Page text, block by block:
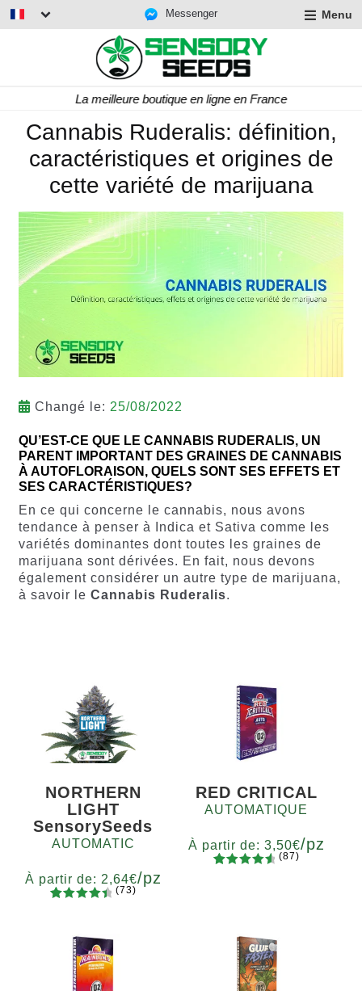
Messenger Menu
La meilleure boutique en ligne en France
Cannabis Ruderalis: définition,
caractéristiques et origines de
cette variété de marijuana
Changé le: 25/08/2022
QU’EST-CE QUE LE CANNABIS RUDERALIS, UN
PARENT IMPORTANT DES GRAINES DE CANNABIS
À AUTOFLORAISON, QUELS SONT SES EFFETS ET
SES CARACTÉRISTIQUES?
En ce qui concerne le cannabis, nous avons
tendance à penser à Indica et Sativa comme les
variétés dominantes dont toutes les graines de
marijuana sont dérivées. En fait, nous devons
également considérer un autre type de marijuana,
à savoir le Cannabis Ruderalis.
NORTHERN
LIGHT
SensorySeeds
AUTOMATIC
À partir de: 2,64€/pz
5 basé
sur
notations
(73)
RED CRITICAL
AUTOMATIQUE
À partir de: 3,50€/pz
client
(87)